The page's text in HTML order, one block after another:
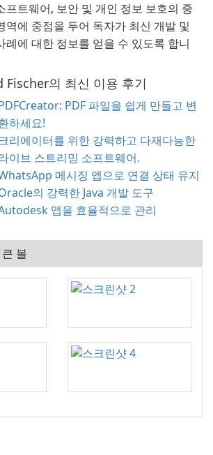
프트웨어, 보안 및 개인 정보 보호의 중
역에 중점을 두어 독자가 최신 개발 및
례에 대한 정보를 얻을 수 있도록 합니
Fischer의 최신 이용 후기
PDF 파일을 쉽게 만들고 변
하세요!
리에이터를 위한 강력하고 다재다능한
이브 스트리밍 소프트웨어.
메시징 앱으로 연결 상태 유지
의 강력한 Java 개발 도구
앱을 효율적으로 관리
볼